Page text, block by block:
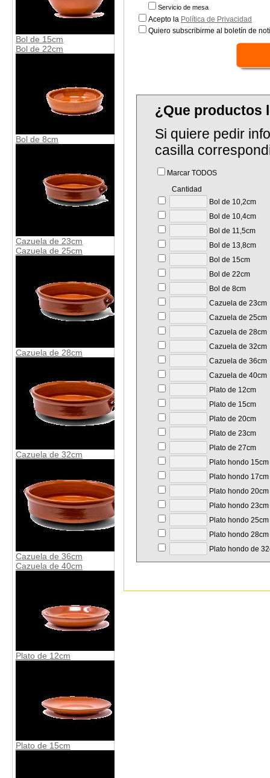
Bol de 15cm
Bol de 22cm
Bol de 8cm
Cazuela de 23cm
Cazuela de 25cm
Cazuela de 28cm
Cazuela de 32cm
Cazuela de 36cm
Cazuela de 40cm
Plato de 12cm
Plato de 15cm
Servicio de mesa
Acepto la Política de Privacidad
Quiero subscribirme al boletín de
¿Que productos
Si quiere pedir
casilla
Marcar TODOS
Cantidad
Bol de 10,2cm
Bol de 10,4cm
Bol de 11,5cm
Bol de 13,8cm
Bol de 15cm
Bol de 22cm
Bol de 8cm
Cazuela de 23cm
Cazuela de 25cm
Cazuela de 28cm
Cazuela de 32cm
Cazuela de 36cm
Cazuela de 40cm
Plato de 12cm
Plato de 15cm
Plato de 20cm
Plato de 23cm
Plato de 27cm
Plato hondo 15cm
Plato hondo 17cm
Plato hondo 20cm
Plato hondo 23cm
Plato hondo 25cm
Plato hondo 28cm
Plato hondo de